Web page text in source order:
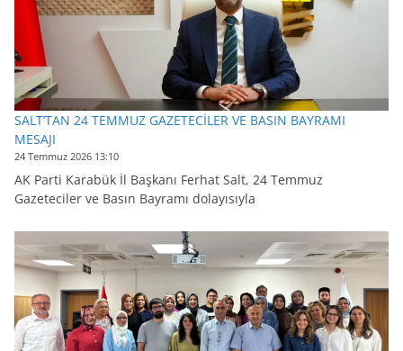
SALT’TAN 24 TEMMUZ GAZETECİLER VE BASIN BAYRAMI
MESAJI
24 Temmuz 2026 13:10
AK Parti Karabük İl Başkanı Ferhat Salt, 24 Temmuz
Gazeteciler ve Basın Bayramı dolayısıyla